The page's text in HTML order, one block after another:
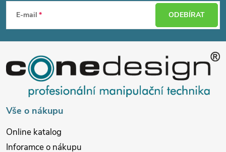
p
a
E-mail ODEBÍRAT
Vše o nákupu
Online katalog
Inforamce o nákupu